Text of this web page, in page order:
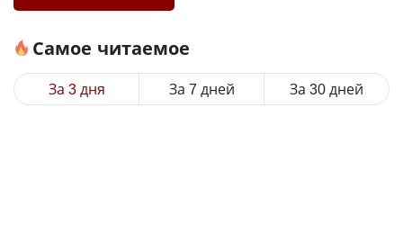
Самое читаемое
За 3 дня За 7 дней За 30 дней